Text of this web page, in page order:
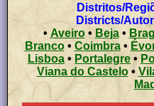
Distritos/Regiões
Districts/
• Aveiro• Beja•
Branco• Coimbra•
Lisboa • Portalegre •
Viana do Castelo•